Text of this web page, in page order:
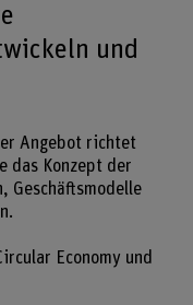
und
Angebot richtet
das Konzept der
Geschäftsmodelle
Economy und